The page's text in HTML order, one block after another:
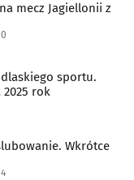
mecz Jagiellonii z
sportu.
2025 rok
Wkrótce